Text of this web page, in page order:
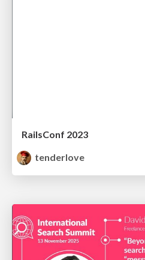
RailsConf 2023
tenderlove